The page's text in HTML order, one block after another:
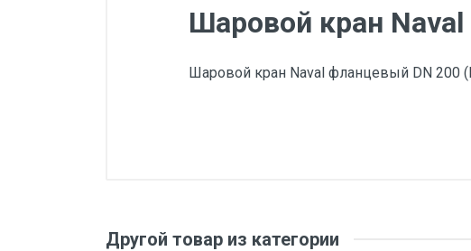
Шаровой кран
Шаровой кран Naval фланцевый DN 200
Другой товар из категории